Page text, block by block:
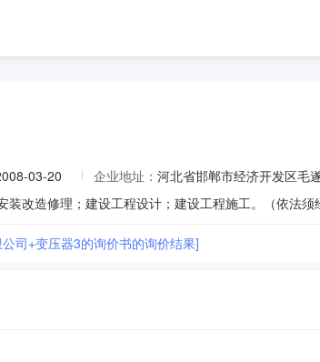
03-20 企业地址： 河北省邯郸市经济开发区毛
司+变压器3的询价书的询价结果]